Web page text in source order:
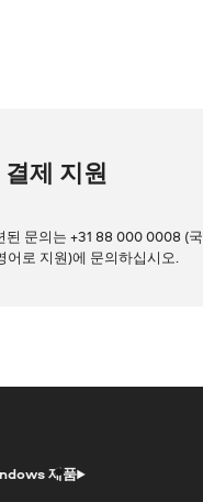
제 지원
된 문의는 +31 88 000 0008 (
어로 지원)에 문의하십시오.
제품